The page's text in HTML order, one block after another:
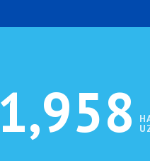
1,971